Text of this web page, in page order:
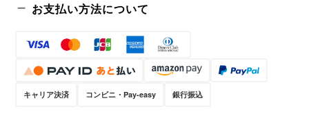
お支払い方法について
キャリア決済 コンビニ・Pay-easy 銀行振込